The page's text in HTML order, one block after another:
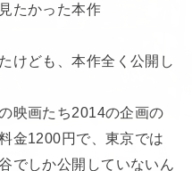
たかった本作
けども、本作全く公開し
映画たち2014の企画の
金1200円で、東京では
でしか公開していないん